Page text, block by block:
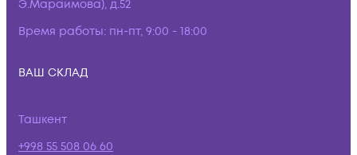
Э.Мараимова), д.52
Время работы: пн-пт, 9:00 - 18:00
ВАШ СКЛАД
Ташкент
+998 55 508 06 60